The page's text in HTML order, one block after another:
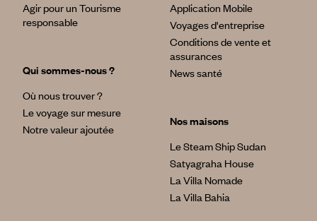
Agir pour un Tourisme
responsable
Qui sommes-nous ?
Où nous trouver ?
Le voyage sur mesure
Notre valeur ajoutée
Application Mobile
Voyages d'entreprise
Conditions de vente et
assurances
News santé
Nos maisons
Le Steam Ship Sudan
Satyagraha House
La Villa Nomade
La Villa Bahia